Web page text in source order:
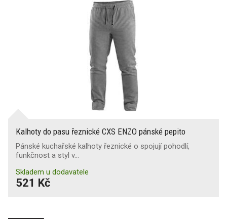
Kalhoty do pasu řeznické CXS ENZO pánské pepito
Pánské kuchařské kalhoty řeznické o spojují pohodlí,
funkčnost a styl v…
Skladem u dodavatele
521 Kč